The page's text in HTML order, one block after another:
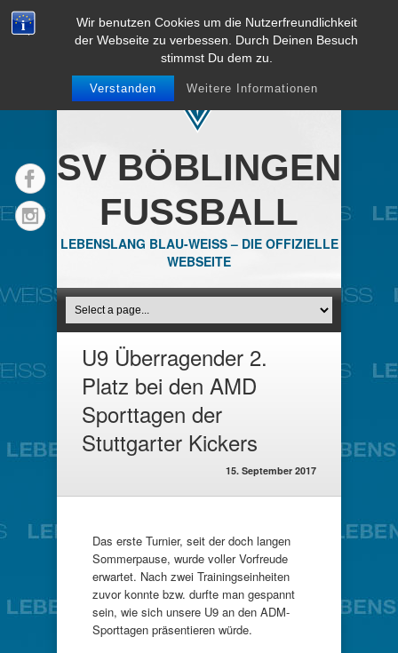
Wir benutzen Cookies um die Nutzerfreundlichkeit
der Webseite zu verbessen. Durch Deinen Besuch
stimmst Du dem zu.
Verstanden Weitere Informationen
SV BÖBLINGEN
FUSSBALL
LEBENSLANG BLAU-WEISS – DIE OFFIZIELLE
WEBSEITE
U9 Überragender 2.
Platz bei den AMD
Sporttagen der
Stuttgarter Kickers
15. September 2017
Das erste Turnier, seit der doch langen
Sommerpause, wurde voller Vorfreude
erwartet. Nach zwei Trainingseinheiten
zuvor konnte bzw. durfte man gespannt
sein, wie sich unsere U9 an den ADM-
Sporttagen präsentieren würde.